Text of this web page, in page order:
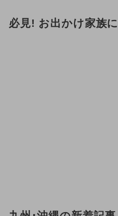
2025年5月のイベント
必見! お出かけ家族